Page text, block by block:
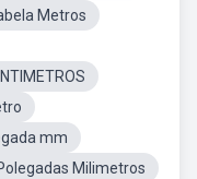
Metros
mm
Milimetros